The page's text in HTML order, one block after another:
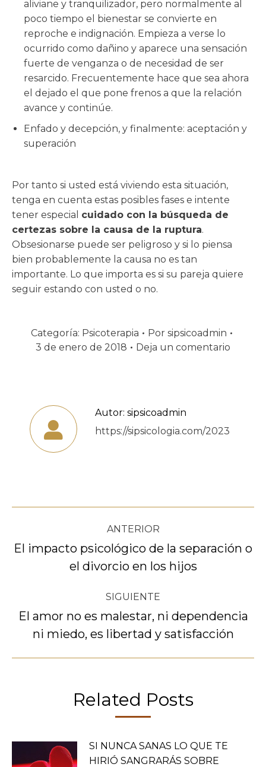
aliviane y tranquilizador, pero normalmente al
poco tiempo el bienestar se convierte en
reproche e indignación. Empieza a verse lo
ocurrido como dañino y aparece una sensación
fuerte de venganza o de necesidad de ser
resarcido. Frecuentemente hace que sea ahora
el dejado el que pone frenos a que la relación
avance y continúe.
Enfado y decepción, y finalmente: aceptación y
superación
Por tanto si usted está viviendo esta situación,
tenga en cuenta estas posibles fases e intente
tener especial cuidado con la búsqueda de
certezas sobre la causa de la ruptura.
Obsesionarse puede ser peligroso y si lo piensa
bien probablemente la causa no es tan
importante. Lo que importa es si su pareja quiere
seguir estando con usted o no.
Categoría: Psicoterapia Por sipsicoadmin
3 de enero de 2018
Deja un comentario
Autor: sipsicoadmin
https://sipsicologia.com/2023
Navegación
entre
publicaciones
ANTERIOR
Publicación
anterior:
El impacto psicológico de la separación o
el divorcio en los hijos
SIGUIENTE
Publicación
siguiente:
El amor no es malestar, ni dependencia
ni miedo, es libertad y satisfacción
Related Posts
SI NUNCA SANAS LO QUE TE
HIRIÓ SANGRARÁS SOBRE